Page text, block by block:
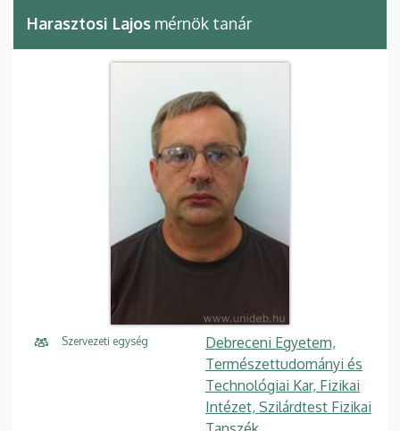
Harasztosi Lajos mérnök tanár
Szervezeti egység
Debreceni Egyetem,
Természettudományi és
Technológiai Kar, Fizikai
Intézet, Szilárdtest Fizikai